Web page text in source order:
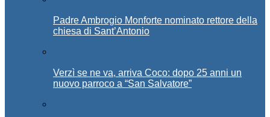
Padre Ambrogio Monforte nominato rettore della
chiesa di Sant’Antonio
Verzì se ne va, arriva Coco: dopo 25 anni un
nuovo parroco a “San Salvatore”